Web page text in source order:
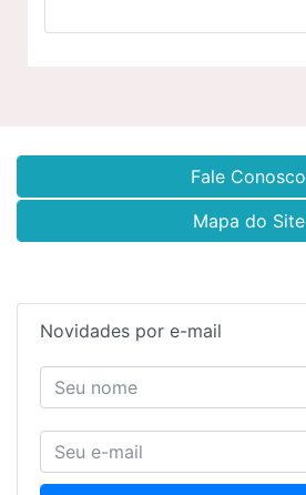
Fale Conosco
Mapa do Site
Novidades por e-mail